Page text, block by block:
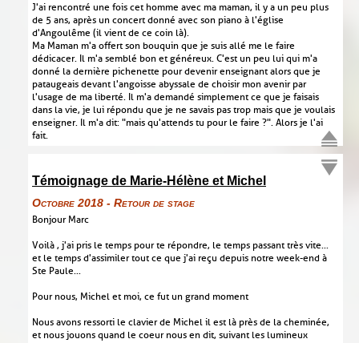
J'ai rencontré une fois cet homme avec ma maman, il y a un peu plus
de 5 ans, après un concert donné avec son piano à l'église
d'Angoulême (il vient de ce coin là).
Ma Maman m'a offert son bouquin que je suis allé me le faire
dédicacer. Il m'a semblé bon et généreux. C'est un peu lui qui m'a
donné la dernière pichenette pour devenir enseignant alors que je
pataugeais devant l'angoisse abyssale de choisir mon avenir par
l'usage de ma liberté. Il m'a demandé simplement ce que je faisais
dans la vie, je lui répondu que je ne savais pas trop mais que je voulais
enseigner. Il m'a dit : "mais qu'attends tu pour le faire ?". Alors je l'ai
fait.
Témoignage de Marie-Hélène et Michel
Octobre 2018 - Retour de stage
Bonjour Marc
Voilà , j'ai pris le temps pour te répondre, le temps passant très vite...
et le temps d'assimiler tout ce que j'ai reçu depuis notre week-end à
Ste Paule...
Pour nous, Michel et moi, ce fut un grand moment
Nous avons ressorti le clavier de Michel il est là près de la cheminée,
et nous jouons quand le coeur nous en dit, suivant les lumineux